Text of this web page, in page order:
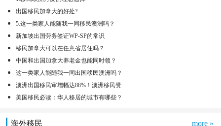
出国移民加拿大的好处?
5.这一类家人能随我一同移民澳洲吗？
新加坡出国劳务签证WP-SP的常识
移民加拿大可以在任意省居住吗？
中国和出国加拿大养老金也能同时领？
这一类家人能随我一同出国移民澳洲吗？
澳洲出国移民审增幅达88%！澳洲移民赞
美国移民必读：华人移居的城市有哪些？
海外移民 more »